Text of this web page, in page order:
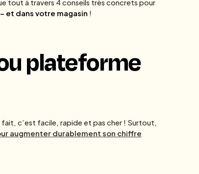
tout à travers 4 conseils très concrets pour
et dans votre magasin !
plateforme
c’est facile, rapide et pas cher ! Surtout,
augmenter durablement son chiffre